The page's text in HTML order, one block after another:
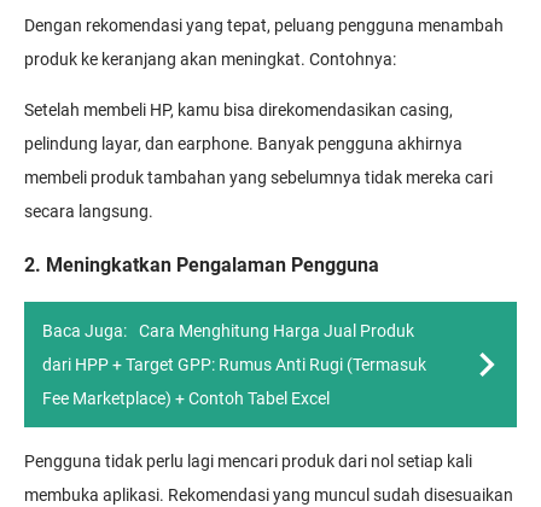
Dengan rekomendasi yang tepat, peluang pengguna menambah
produk ke keranjang akan meningkat. Contohnya:
Setelah membeli HP, kamu bisa direkomendasikan casing,
pelindung layar, dan earphone. Banyak pengguna akhirnya
membeli produk tambahan yang sebelumnya tidak mereka cari
secara langsung.
2. Meningkatkan Pengalaman Pengguna
Baca Juga:
Cara Menghitung Harga Jual Produk
dari HPP + Target GPP: Rumus Anti Rugi (Termasuk
Fee Marketplace) + Contoh Tabel Excel
Pengguna tidak perlu lagi mencari produk dari nol setiap kali
membuka aplikasi. Rekomendasi yang muncul sudah disesuaikan